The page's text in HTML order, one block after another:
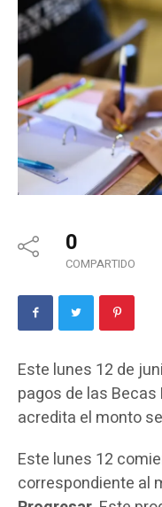
0
COMPARTIDO
Este lunes 12 de
pagos de las
acredita el monto
Este lunes 12
correspondiente al